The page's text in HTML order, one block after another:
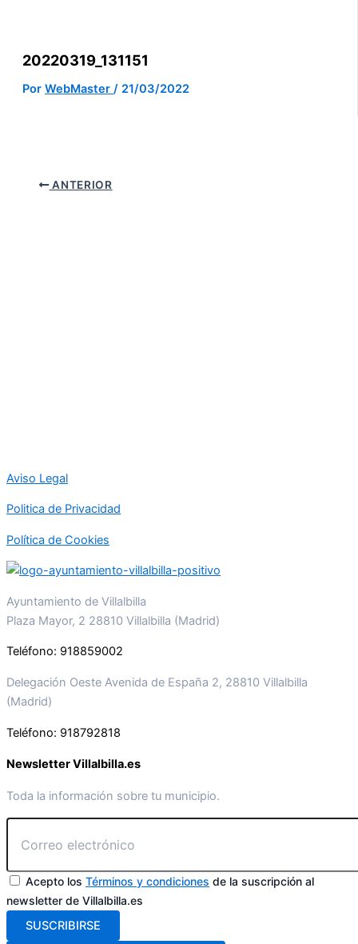
20220319_131151
Por WebMaster / 21/03/2022
ANTERIOR
Aviso Legal
Politica de Privacidad
Política de Cookies
Ayuntamiento de Villalbilla
Plaza Mayor, 2 28810 Villalbilla (Madrid)
Teléfono: 918859002
Delegación Oeste Avenida de España 2, 28810 Villalbilla
(Madrid)
Teléfono: 918792818
Newsletter Villalbilla.es
Toda la información sobre tu municipio.
Acepto los Términos y condiciones de la suscripción al
newsletter de Villalbilla.es
SUSCRIBIRSE